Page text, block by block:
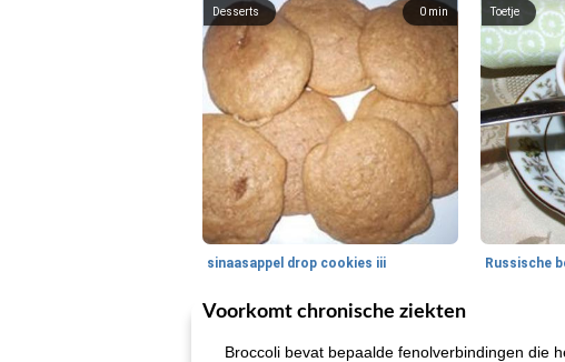
0 min
Desserts
sinaasappel drop cookies iii
Toetje
Voorkomt chronische ziekten
Broccoli bevat bepaalde fenolverbindingen die